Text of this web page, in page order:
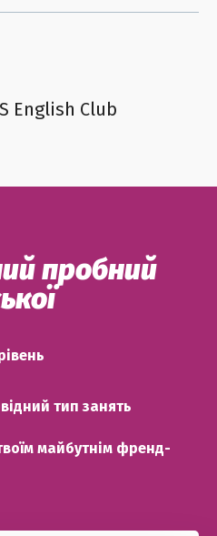
English Club
пробний
тип занять
майбутнім френд-